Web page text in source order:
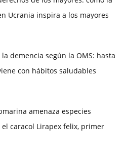
Ucrania inspira a los mayores
demencia según la OMS: hasta
con hábitos saludables
amenaza especies
el caracol Lirapex felix, primer